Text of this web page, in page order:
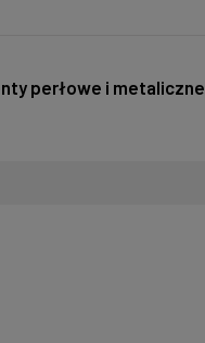
perłowe i metaliczne